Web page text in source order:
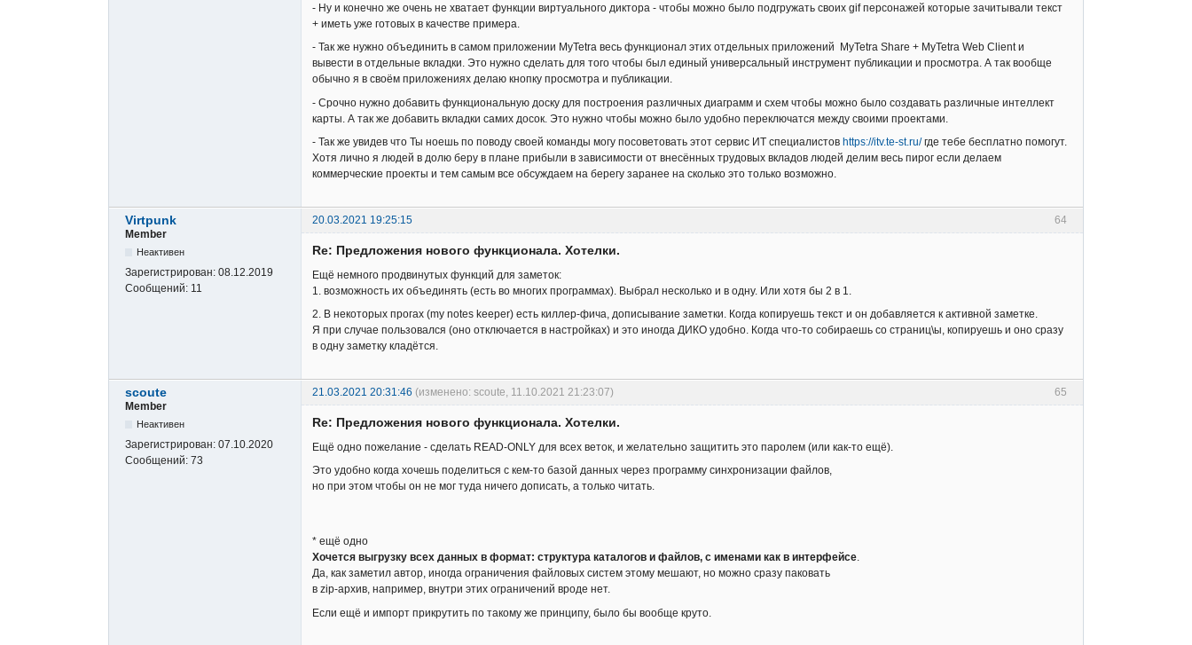
- Ну и конечно же очень не хватает функции виртуального диктора - чтобы можно было подгружать своих gif персонажей которые зачитывали текст
+ иметь уже готовых в качестве примера.
- Так же нужно объединить в самом приложении MyTetra весь функционал этих отдельных приложений MyTetra Share + MyTetra Web Client и
вывести в отдельные вкладки. Это нужно сделать для того чтобы был единый универсальный инструмент публикации и просмотра. А так вообще
обычно я в своём приложениях делаю кнопку просмотра и публикации.
- Срочно нужно добавить функциональную доску для построения различных диаграмм и схем чтобы можно было создавать различные интеллект
карты. А так же добавить вкладки самих досок. Это нужно чтобы можно было удобно переключатся между своими проектами.
- Так же увидев что Ты ноешь по поводу своей команды могу посоветовать этот сервис ИТ специалистов https://itv.te-st.ru/где тебе бесплатно помогут.
Хотя лично я людей в долю беру в плане прибыли в зависимости от внесённых трудовых вкладов людей делим весь пирог если делаем
коммерческие проекты и тем самым все обсуждаем на берегу заранее на сколько это только возможно.
64
Virtpunk
20.03.2021 19:25:15
Member
Неактивен
Зарегистрирован: 08.12.2019
Сообщений: 11
Re: Предложения нового функционала. Хотелки.
Ещё немного продвинутых функций для заметок:
1. возможность их объединять (есть во многих программах). Выбрал несколько и в одну. Или хотя бы 2 в 1.
2. В некоторых прогах (my notes keeper) есть киллер-фича, дописывание заметки. Когда копируешь текст и он добавляется к активной заметке.
Я при случае пользовался (оно отключается в настройках) и это иногда ДИКО удобно. Когда что-то собираешь со страниц\ы, копируешь и оно сразу
в одну заметку кладётся.
65
scoute 21.03.2021 20:31:46 (изменено: scoute, 11.10.2021 21:23:07)
Member
Неактивен
Зарегистрирован: 07.10.2020
Сообщений: 73
Re: Предложения нового функционала. Хотелки.
Ещё одно пожелание - сделать READ-ONLY для всех веток, и желательно защитить это паролем (или как-то ещё).
Это удобно когда хочешь поделиться с кем-то базой данных через программу синхронизации файлов,
но при этом чтобы он не мог туда ничего дописать, а только читать.
* ещё одно
Хочется выгрузку всех данных в формат: структура каталогов и файлов, с именами как в интерфейсе.
Да, как заметил автор, иногда ограничения файловых систем этому мешают, но можно сразу паковать
в zip-архив, например, внутри этих ограничений вроде нет.
Если ещё и импорт прикрутить по такому же принципу, было бы вообще круто.